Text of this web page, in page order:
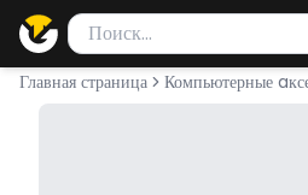
Поиск товаров
Введите минимум 2 символа
Главная страница Компьютерные